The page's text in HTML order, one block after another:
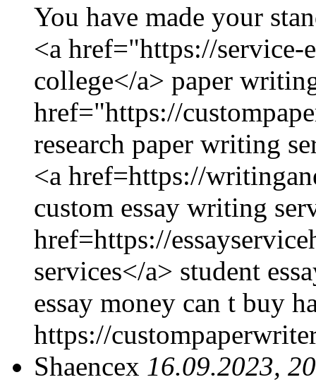
You have made your
<a href="https://service-
college</a> paper
href="https://
research paper writing
<a href=https://
custom essay writing
href=https://
services</a> student
essay money can t buy
https://
Shaencex 16.09.2023,